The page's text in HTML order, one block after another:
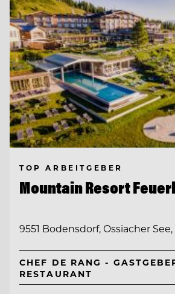
TOP ARBEITGEBER
Mountain Resort
9551 Bodensdorf, Ossiacher
CHEF DE RANG -
RESTAURANT